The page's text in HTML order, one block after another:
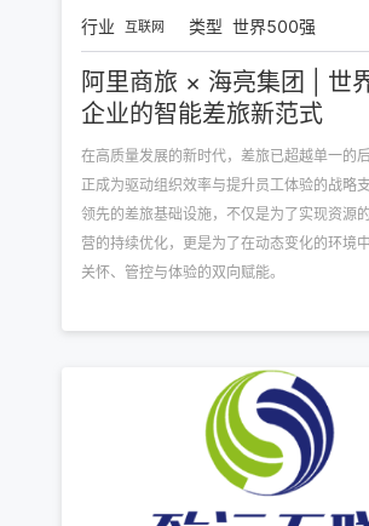
行业 互联网 类型 世界500强
阿里商旅 × 海亮集团 | 世
企业的智能差旅新范式
在高质量发展的新时代，差旅已超越单一的后
正成为驱动组织效率与提升员工体验的战略
领先的差旅基础设施，不仅是为了实现资源
营的持续优化，更是为了在动态变化的环境
关怀、管控与体验的双向赋能。